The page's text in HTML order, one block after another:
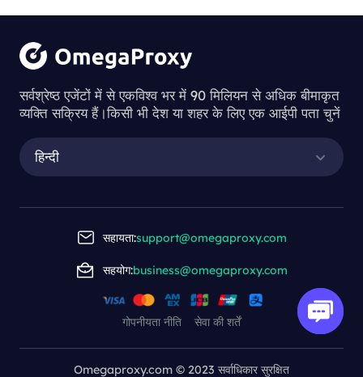
सर्वश्रेष्ठ एजेंटों में से एकविश्व भर में 90 मिलियन से अधिक बीमाकृत
व्यक्ति सक्रिय हैं।किसी भी देश या शहर के लिए एक आईपी पता चुनें
हिन्दी
सहायता:support@omegaproxy.com
सहयोग:business@omegaproxy.com
गोपनीयता नीति सेवा की शर्तें
Omegaproxy.com © 2023 सर्वाधिकार सुरक्षित